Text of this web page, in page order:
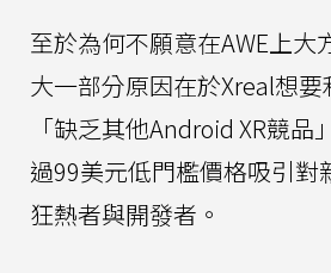
至於為何不願意在AWE上大
大一部分原因在於Xreal想
「缺乏其他Android XR競
過99美元低門檻價格吸引對
狂熱者與開發者。